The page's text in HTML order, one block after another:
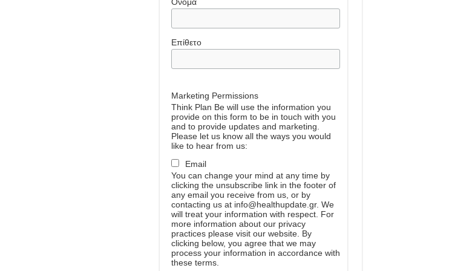
Επίθετο
Marketing Permissions
Think Plan Be will use the information you
provide on this form to be in touch with you
and to provide updates and marketing.
Please let us know all the ways you would
like to hear from us:
Email
You can change your mind at any time by
clicking the unsubscribe link in the footer of
any email you receive from us, or by
contacting us at info@healthupdate.gr. We
will treat your information with respect. For
more information about our privacy
practices please visit our website. By
clicking below, you agree that we may
process your information in accordance with
these terms.